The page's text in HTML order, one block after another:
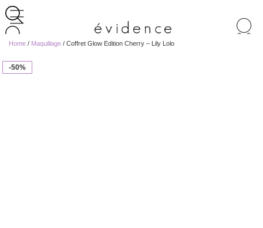
de
Home / Maquillage / Coffret Glow Edition Cherry – Lily Lolo
-50%